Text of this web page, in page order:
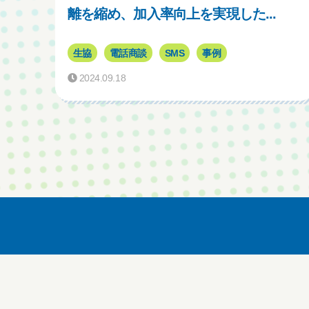
離を縮め、加入率向上を実現した...
生協 電話商談 SMS 事例
2024.09.18